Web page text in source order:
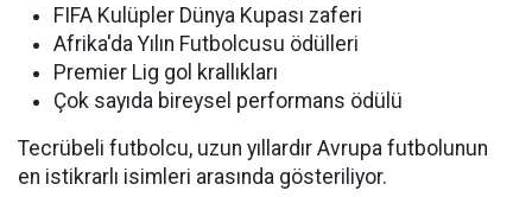
FIFA Kulüpler Dünya Kupası zaferi
Afrika'da Yılın Futbolcusu ödülleri
Premier Lig gol krallıkları
Çok sayıda bireysel performans ödülü
Tecrübeli futbolcu, uzun yıllardır Avrupa futbolunun
en istikrarlı isimleri arasında gösteriliyor.